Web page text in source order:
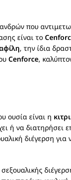
που
είναι το
, την ίδια
Cenforce,
ουσία είναι η
ή να διατηρήσει
διέγερση